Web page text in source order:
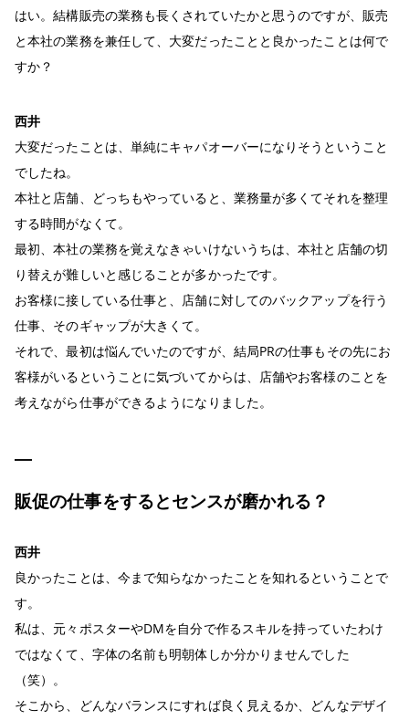
はい。結構販売の業務も長くされていたかと思うのですが、販売
と本社の業務を兼任して、大変だったことと良かったことは何で
すか？
西井
大変だったことは、単純にキャパオーバーになりそうということ
でしたね。
本社と店舗、どっちもやっていると、業務量が多くてそれを整理
する時間がなくて。
最初、本社の業務を覚えなきゃいけないうちは、本社と店舗の切
り替えが難しいと感じることが多かったです。
お客様に接している仕事と、店舗に対してのバックアップを行う
仕事、そのギャップが大きくて。
それで、最初は悩んでいたのですが、結局PRの仕事もその先にお
客様がいるということに気づいてからは、店舗やお客様のことを
考えながら仕事ができるようになりました。
販促の仕事をするとセンスが磨かれる？
西井
良かったことは、今まで知らなかったことを知れるということで
す。
私は、元々ポスターやDMを自分で作るスキルを持っていたわけ
ではなくて、字体の名前も明朝体しか分かりませんでした
（笑）。
そこから、どんなバランスにすれば良く見えるか、どんなデザイ